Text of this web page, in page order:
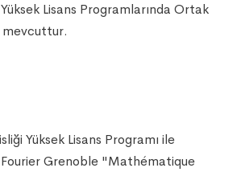
Lisans Programlarında Ortak
mevcuttur.
Yüksek Lisans Programı ile
Grenoble "Mathématique